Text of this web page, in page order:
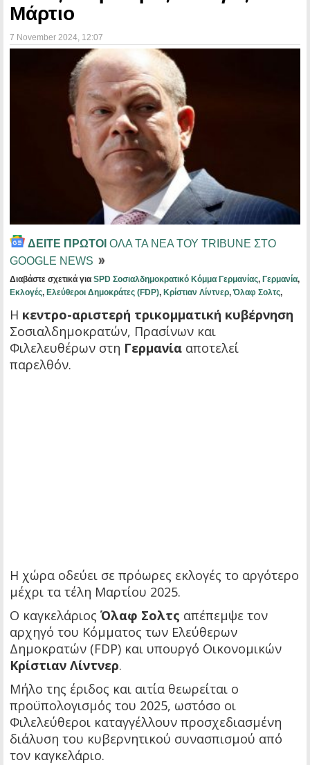
Μάρτιο
7 November 2024 , 12:07
ΔΕΙΤΕ ΠΡΩΤΟΙ ΟΛΑ ΤΑ ΝΕΑ ΤΟΥ TRIBUNE ΣΤΟ
GOOGLE NEWS
Διαβάστε σχετικά για SPD Σοσιαλδημοκρατικό Κόμμα Γερμανίας, Γερμανία,
Εκλογές, Ελεύθεροι Δημοκράτες (FDP), Κρίστιαν Λίντνερ,Όλαφ Σολτς,
Η κεντρο-αριστερή τρικομματική κυβέρνηση
Σοσιαλδημοκρατών, Πρασίνων και
Φιλελευθέρων στη Γερμανία αποτελεί
παρελθόν.
Η χώρα οδεύει σε πρόωρες εκλογές το αργότερο
μέχρι τα τέλη Μαρτίου 2025.
Ο καγκελάριος Όλαφ Σολτς απέπεμψε τον
αρχηγό του Κόμματος των Ελεύθερων
Δημοκρατών (FDP) και υπουργό Οικονομικών
Κρίστιαν Λίντνερ.
Μήλο της έριδος και αιτία θεωρείται ο
προϋπολογισμός του 2025, ωστόσο οι
Φιλελεύθεροι καταγγέλλουν προσχεδιασμένη
διάλυση του κυβερνητικού συνασπισμού από
τον καγκελάριο.